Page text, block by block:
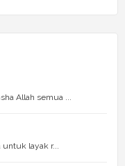
Allah semua ...
layak r...